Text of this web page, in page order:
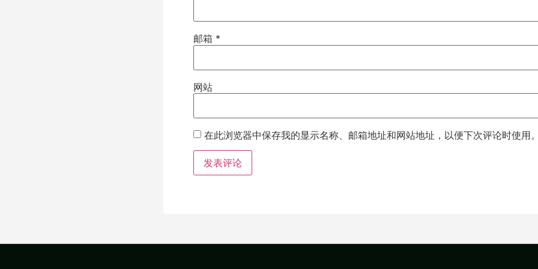
邮箱 *
网站
在此浏览器中保存我的显示名称、邮箱地址和网站地址，以便下次评论时使用